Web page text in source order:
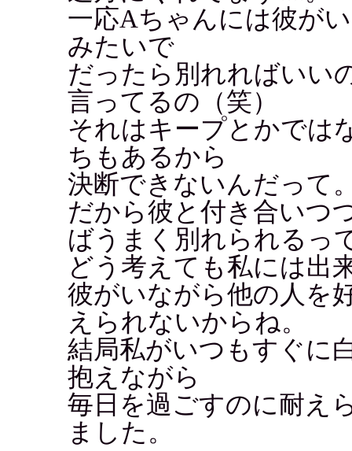
一応Aちゃんには彼が
みたいで
だったら別れればいい
言ってるの（笑）
それはキープとかでは
ちもあるから
決断できないんだって
だから彼と付き合いつ
ばうまく別れられるっ
どう考えても私には出
彼がいながら他の人を
えられないからね。
結局私がいつもすぐに
抱えながら
毎日を過ごすのに耐え
ました。